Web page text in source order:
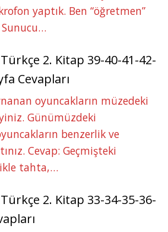
yaptık. Ben “öğretmen”
Türkçe 2. Kitap 39-40-41-42-
Cevapları
oyuncakların müzedeki
Günümüzdeki
benzerlik ve
Cevap: Geçmişteki
tahta,…
Türkçe 2. Kitap 33-34-35-36-